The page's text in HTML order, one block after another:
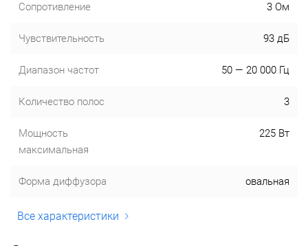
Сопротивление 3 Ом
Чувствительность 93 дБ
Диапазон частот 50 — 20 000 Гц
Количество полос 3
Мощность
максимальная
225 Вт
Форма диффузора овальная
Все характеристики